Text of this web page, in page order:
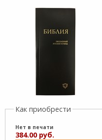
Как приобрести
Нет в печати
384.00 руб.